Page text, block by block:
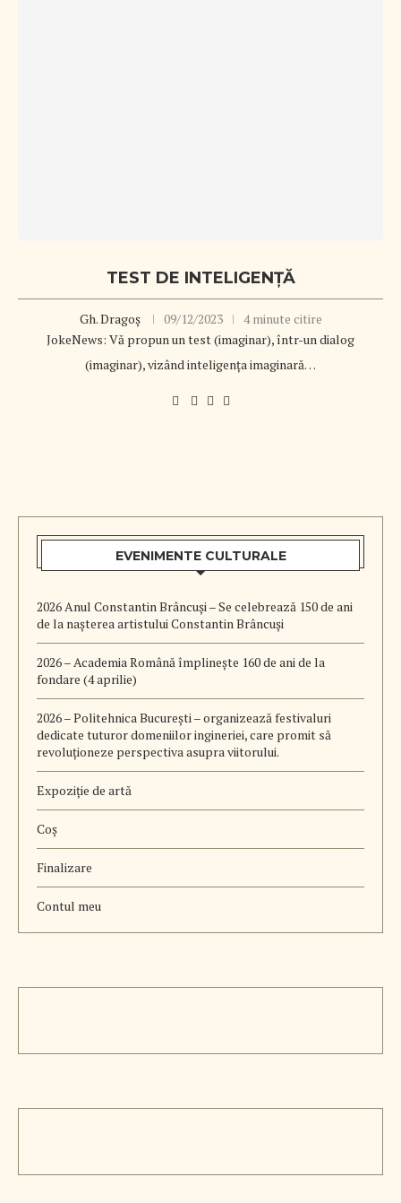
TEST DE INTELIGENŢĂ
Gh. Dragoș 09/12/2023
4 minute citire
JokeNews: Vă propun un test (imaginar), într-un dialog
(imaginar), vizând inteligenţa imaginară…
EVENIMENTE CULTURALE
2026 Anul Constantin Brâncuși – Se celebrează 150 de ani
de la nașterea artistului Constantin Brâncuși
2026 – Academia Română împlinește 160 de ani de la
fondare (4 aprilie)
2026 – Politehnica București – organizează festivaluri
dedicate tuturor domeniilor ingineriei, care promit să
revoluționeze perspectiva asupra viitorului.
Expoziție de artă
Coș
Finalizare
Contul meu